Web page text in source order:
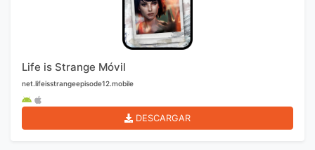
Life is Strange Móvil
net.lifeisstrangeepisode12.mobile
DESCARGAR